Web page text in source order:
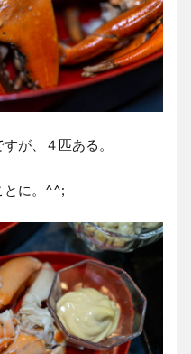
が、４匹ある。
とに。^^;